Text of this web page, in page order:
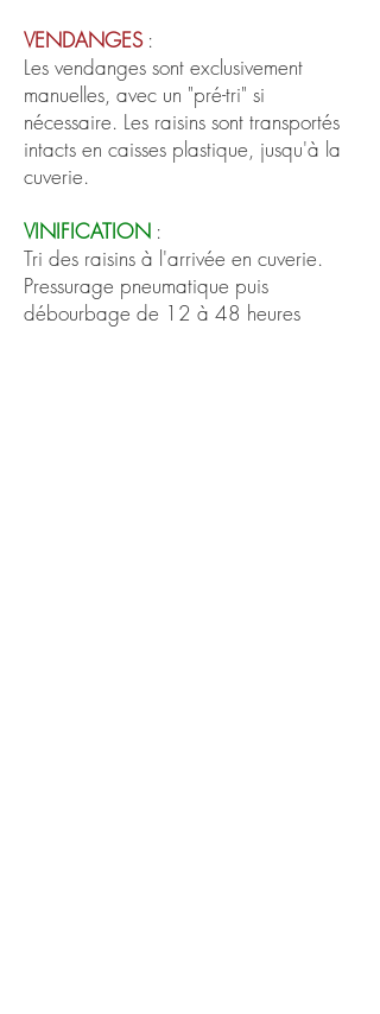
VENDANGES:
Les vendanges sont exclusivement
manuelles, avec un "pré-tri" si
nécessaire. Les raisins sont transportés
intacts en caisses plastique, jusqu'à la
cuverie.
VINIFICATION :
Tri des raisins à l'arrivée en cuverie.
Pressurage pneumatique puis
débourbage de 12 à 48 heures